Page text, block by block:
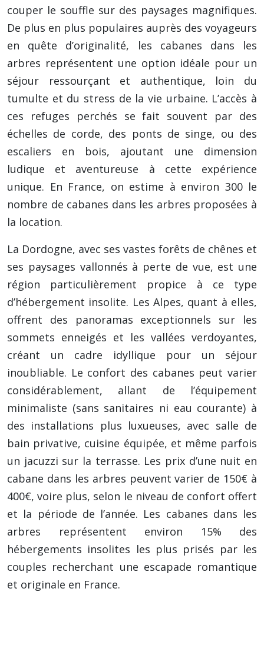
couper le souffle sur des paysages magnifiques.
De plus en plus populaires auprès des voyageurs
en quête d’originalité, les cabanes dans les
arbres représentent une option idéale pour un
séjour ressourçant et authentique, loin du
tumulte et du stress de la vie urbaine. L’accès à
ces refuges perchés se fait souvent par des
échelles de corde, des ponts de singe, ou des
escaliers en bois, ajoutant une dimension
ludique et aventureuse à cette expérience
unique. En France, on estime à environ 300 le
nombre de cabanes dans les arbres proposées à
la location.
La Dordogne, avec ses vastes forêts de chênes et
ses paysages vallonnés à perte de vue, est une
région particulièrement propice à ce type
d’hébergement insolite. Les Alpes, quant à elles,
offrent des panoramas exceptionnels sur les
sommets enneigés et les vallées verdoyantes,
créant un cadre idyllique pour un séjour
inoubliable. Le confort des cabanes peut varier
considérablement, allant de l’équipement
minimaliste (sans sanitaires ni eau courante) à
des installations plus luxueuses, avec salle de
bain privative, cuisine équipée, et même parfois
un jacuzzi sur la terrasse. Les prix d’une nuit en
cabane dans les arbres peuvent varier de 150€ à
400€, voire plus, selon le niveau de confort offert
et la période de l’année. Les cabanes dans les
arbres représentent environ 15% des
hébergements insolites les plus prisés par les
couples recherchant une escapade romantique
et originale en France.